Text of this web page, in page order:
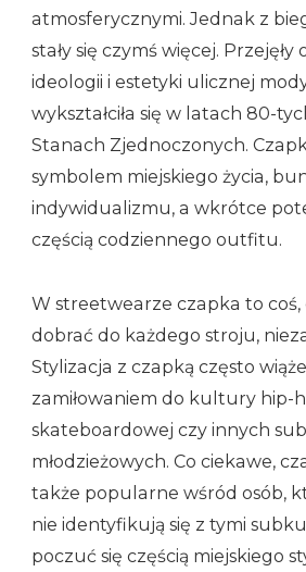
atmosferycznymi. Jednak z
stały się czymś więcej. Przejęły
ideologii i estetyki ulicznej
wykształciła się w latach 80-
Stanach Zjednoczonych.
symbolem miejskiego życia,
indywidualizmu, a wkrótce
częścią codziennego outfitu.
W streetwearze czapka to coś,
dobrać do każdego stroju,
Stylizacja z czapką często
zamiłowaniem do kultury hip-
skateboardowej czy innych
młodzieżowych. Co ciekawe,
także popularne wśród osób,
nie identyfikują się z tymi
poczuć się częścią miejskiego